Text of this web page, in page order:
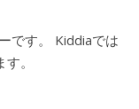
です。 Kiddiaでは
。